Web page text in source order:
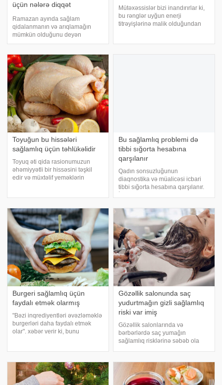
üçün nələrə diqqət
Ramazan ayında sağlam
qidalanmanın və arıqlamağın
mümkün olduğunu deyən
Mütəxəssis diyetoloq Elif Melek
düzgün qidalanma vərdişləri, iftar
və sahurda diqqət edilməli olan
şeylər, fiziki fəaliyyəti
Mütəxəssislər bizi inandırırlar ki,
bu rənglər uyğun enerji
titrəyişlərinə malik olduğundan
Toyuğun bu hissələri
sağlamlıq üçün təhlükəlidir
Toyuq əti qida rasionumuzun
əhəmiyyətli bir hissəsini təşkil
edir və müxtəlif yeməklərin
sağlamlıq üçün riskli ola bilər.
Toyu
Bu sağlamlıq problemi də
tibbi sığorta hesabına
qarşılanır
Qadın sonsuzluğunun
diaqnostika və müalicəsi icbari
tibbi sığorta hesabına qarşılanır.
verilən məlumata görə,
adıçəkilən müraciət üzrə
xanımların müayinəs
Burgeri sağlamlıq üçün
faydalı etmək olarmış
"Bəzi inqrediyentləri əvəzləməklə
burgerləri daha faydalı etmək
olar". xəbər verir ki, bunu
və yağlar termiki emal yol
Gözəllik salonunda saç
yudurtmağın gizli sağlamlıq
riski var imiş
Gözəllik salonlarında və
bərbərlərdə saç yumağın
sağlamlıq risklərinə səbəb ola
Universitetindən nevroloq Maria
Aşioti, "gözəllik salonu insult
sindromu"